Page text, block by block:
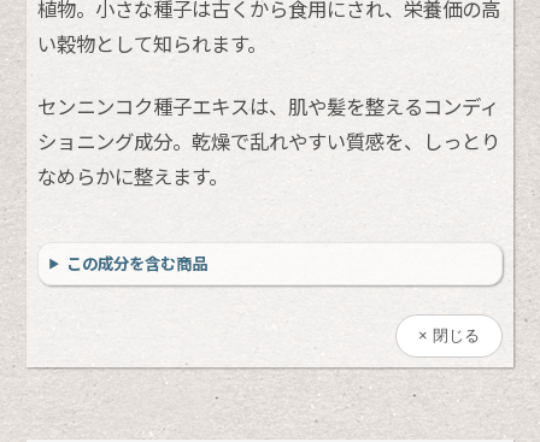
植物。小さな種子は古くから食用にされ、栄養価の高
い穀物として知られます。
センニンコク種子エキスは、肌や髪を整えるコンディ
ショニング成分。乾燥で乱れやすい質感を、しっとり
なめらかに整えます。
この成分を含む商品
閉じる